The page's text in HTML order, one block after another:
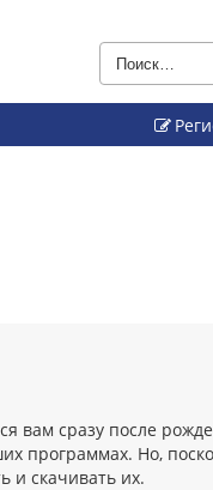
вам сразу после
программах. Но,
и скачивать их.